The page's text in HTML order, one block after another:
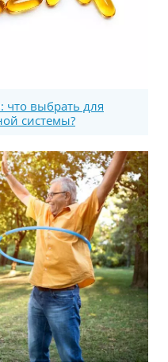
что выбрать для
системы?